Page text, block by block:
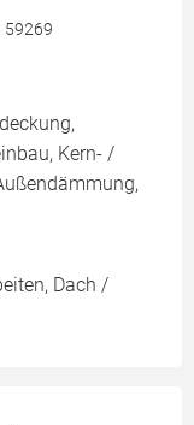
59269
Kern- /
Dach /